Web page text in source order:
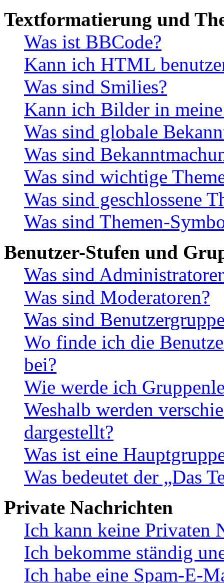
Textformatierung und
Was ist BBCode?
Kann ich HTML
Was sind Smilies?
Kann ich Bilder in
Was sind globale
Was sind
Was sind wichtige
Was sind geschlossene
Was sind Themen-
Benutzer-Stufen und
Was sind
Was sind Moderatoren?
Was sind
Wo finde ich die
bei?
Wie werde ich
Weshalb werden
dargestellt?
Was ist eine
Was bedeutet der „Das
Private Nachrichten
Ich kann keine Privaten
Ich bekomme ständig
Ich habe eine Spam-E-